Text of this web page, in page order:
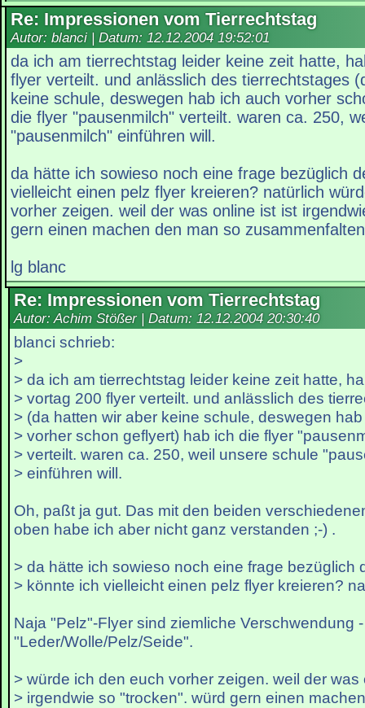
Re: Impressionen vom Tierrechtstag
Autor: blanci | Datum: 12.12.2004 19:52:01
da ich am tierrechtstag leider keine zeit hatte,
flyer verteilt. und anlässlich des tierrechtstages
keine schule, deswegen hab ich auch vorher
die flyer "pausenmilch" verteilt. waren ca. 250,
"pausenmilch" einführen will.
da hätte ich sowieso noch eine frage bezüglich
vielleicht einen pelz flyer kreieren? natürlich
vorher zeigen. weil der was online ist ist
gern einen machen den man so
lg blanc
Re: Impressionen vom Tierrechtstag
Autor: Achim Stößer | Datum: 12.12.2004 20:30:40
blanci schrieb:
>
> da ich am tierrechtstag leider keine zeit hatte,
> vortag 200 flyer verteilt. und anlässlich des
> (da hatten wir aber keine schule, deswegen
> vorher schon geflyert) hab ich die flyer
> verteilt. waren ca. 250, weil unsere schule
> einführen will.
Oh, paßt ja gut. Das mit den beiden
oben habe ich aber nicht ganz verstanden ;-) .
> da hätte ich sowieso noch eine frage bezüglich
> könnte ich vielleicht einen pelz flyer kreieren?
Naja "Pelz"-Flyer sind ziemliche Verschwendung
"Leder/Wolle/Pelz/Seide".
> würde ich den euch vorher zeigen. weil der was
> irgendwie so "trocken". würd gern einen